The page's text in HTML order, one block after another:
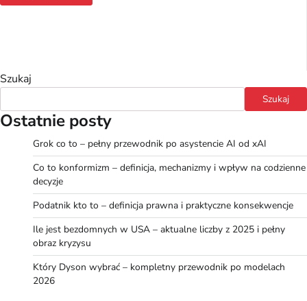
Szukaj
Szukaj
Ostatnie posty
Grok co to – pełny przewodnik po asystencie AI od xAI
Co to konformizm – definicja, mechanizmy i wpływ na codzienne
decyzje
Podatnik kto to – definicja prawna i praktyczne konsekwencje
Ile jest bezdomnych w USA – aktualne liczby z 2025 i pełny
obraz kryzysu
Który Dyson wybrać – kompletny przewodnik po modelach
2026